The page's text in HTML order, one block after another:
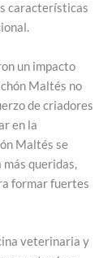
características
un impacto
Maltés no
de criadores
en la
Maltés se
más queridas,
formar fuertes
veterinaria y